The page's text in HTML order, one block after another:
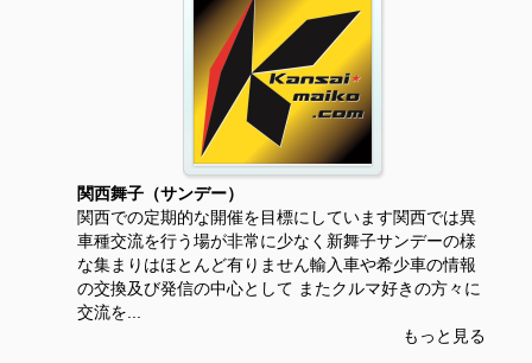
関西舞子（サンデー）
関西での定期的な開催を目標にしています関西では異
車種交流を行う場が非常に少なく新舞子サンデーの様
な集まりはほとんど有りません輸入車や希少車の情報
の交換及び発信の中心として またクルマ好きの方々に
交流を...
もっと見る